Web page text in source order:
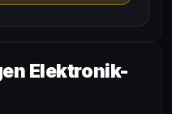
Elektronik-